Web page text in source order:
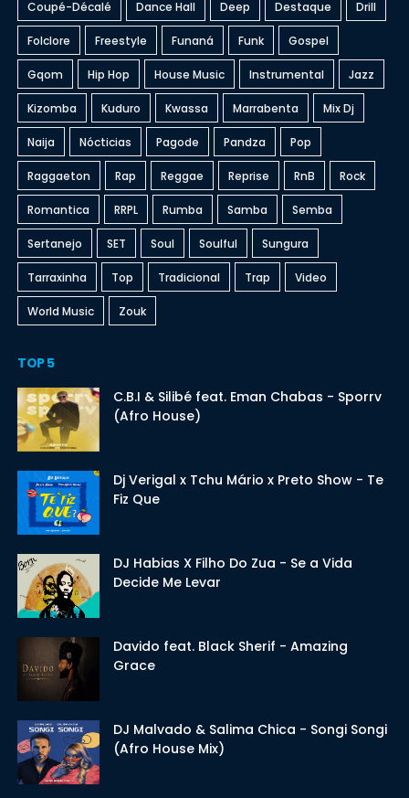
Coupé-Décalé Dance Hall Deep Destaque Drill
Folclore Freestyle Funaná Funk Gospel
Gqom Hip Hop House Music Instrumental Jazz
Kizomba Kuduro Kwassa Marrabenta Mix Dj
Naija Nócticias Pagode Pandza Pop
Raggaeton Rap Reggae Reprise RnB Rock
Romantica RRPL Rumba Samba Semba
Sertanejo SET Soul Soulful Sungura
Tarraxinha Top Tradicional Trap Video
World Music Zouk
TOP 5
C.B.I & Silibé feat. Eman Chabas - Sporrv
(Afro House)
Dj Verigal x Tchu Mário x Preto Show - Te
Fiz Que
DJ Habias X Filho Do Zua - Se a Vida
Decide Me Levar
Davido feat. Black Sherif - Amazing
Grace
DJ Malvado & Salima Chica - Songi Songi
(Afro House Mix)